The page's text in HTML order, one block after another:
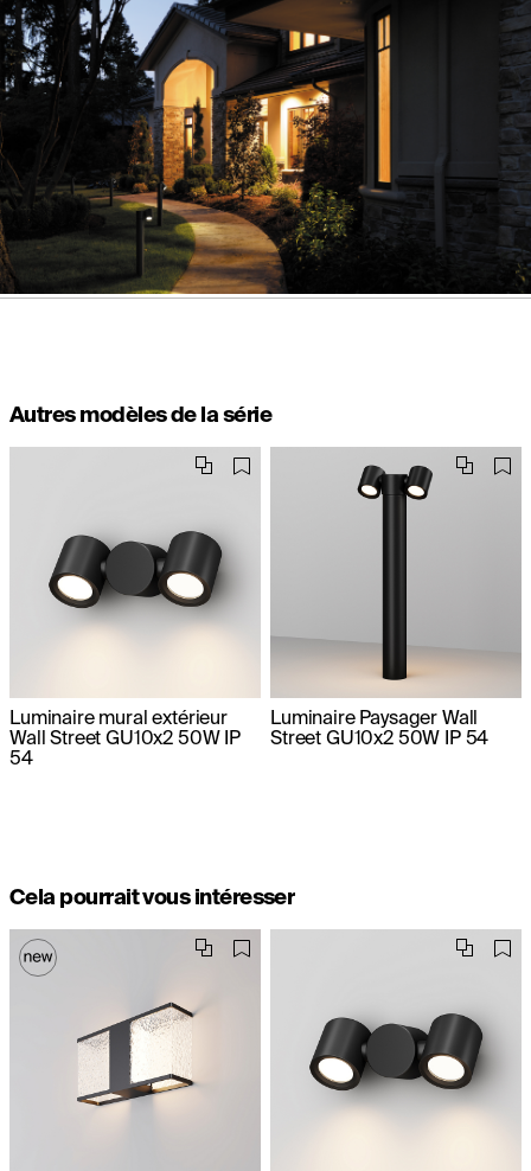
Autres modèles de la série
Luminaire mural extérieur
Wall Street GU10x2 50W IP
54
Luminaire Paysager Wall
Street GU10x2 50W IP 54
Cela pourrait vous intéresser